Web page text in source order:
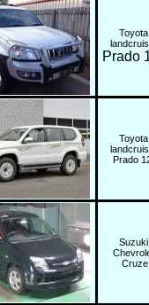
Prado
Prado
Cruze